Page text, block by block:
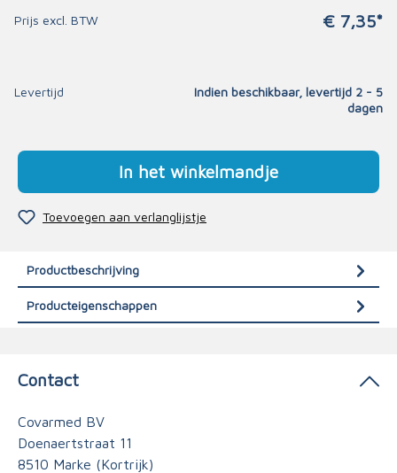
Prijs excl. BTW € 7,35*
Levertijd
Indien beschikbaar, levertijd 2 - 5
dagen
In het winkelmandje
Toevoegen aan verlanglijstje
Productbeschrijving
Producteigenschappen
Contact
Covarmed BV
Doenaertstraat 11
8510 Marke (Kortrijk)